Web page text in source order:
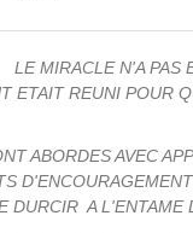
LE MIRACLE N'A PAS
ETAIT REUNI POUR
ABORDES AVEC
DURCIR A L'ENTAME